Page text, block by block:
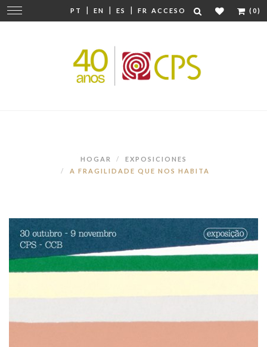
PT | EN | ES | FR ACCESO (0)
Cambiar
navegación
HOGAR
EXPOSICIONES
A FRAGILIDADE QUE NOS HABITA